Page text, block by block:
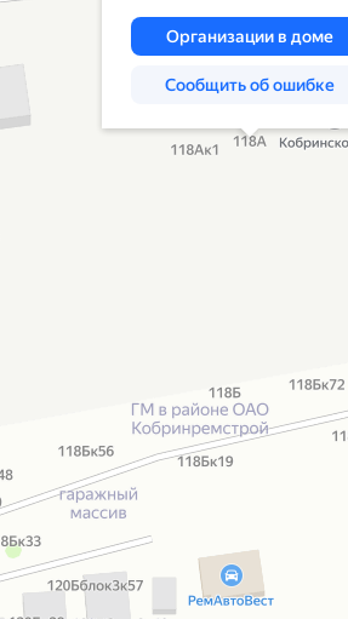
Организации в доме
Сообщить об ошибке